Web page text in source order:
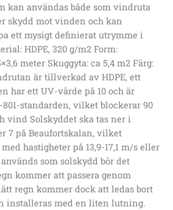
kan användas både som vindruta
skydd mot vinden och kan
ett mysigt definierat utrymme i
HDPE, 320 g/m2 Form:
meter Skuggyta: ca 5,4 m2 Färg:
är tillverkad av HDPE, ett
har ett UV-värde på 10 och är
standarden, vilket blockerar 90
vind Solskyddet ska tas ner i
7 på Beaufortskalan, vilket
hastigheter på 13,9-17,1 m/s eller
som solskydd bör det
kommer att passera genom
regn kommer dock att ledas bort
installeras med en liten lutning.